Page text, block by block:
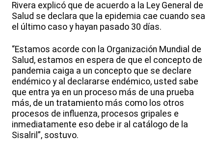
Rivera explicó que de acuerdo a la Ley General de
Salud se declara que la epidemia cae cuando sea
el último caso y hayan pasado 30 días.
“Estamos acorde con la Organización Mundial de
Salud, estamos en espera de que el concepto de
pandemia caiga a un concepto que se declare
endémico y al declararse endémico, usted sabe
que entra ya en un proceso más de una prueba
más, de un tratamiento más como los otros
procesos de influenza, procesos gripales e
inmediatamente eso debe ir al catálogo de la
Sisalril”, sostuvo.